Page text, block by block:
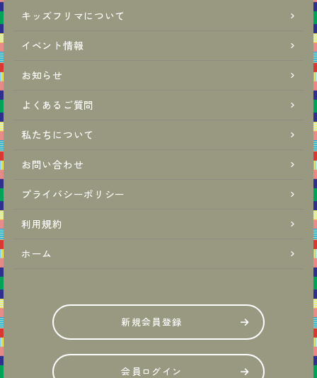
キッズフリマについて
イベント情報
お知らせ
よくあるご質問
私たちについて
お問い合わせ
プライバシーポリシー
利用規約
ホーム
新規会員登録
会員ログイン